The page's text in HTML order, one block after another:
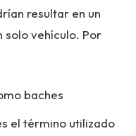
resultar en un
vehículo. Por
baches
el término utilizado